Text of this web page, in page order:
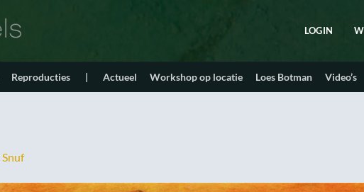
LOGIN
Reproducties | Actueel Workshop op locatie Loes Botman Video’s
Snuf